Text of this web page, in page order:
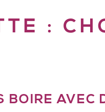
:
BOIRE AVEC